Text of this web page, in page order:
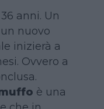
anni. Un
nuovo
inizierà a
Ovvero a
è una